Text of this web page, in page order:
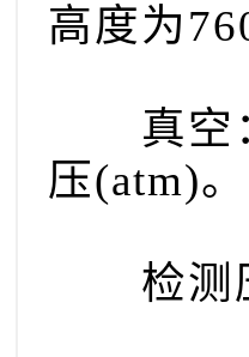
高度为
真空：
压(atm)。
检测压